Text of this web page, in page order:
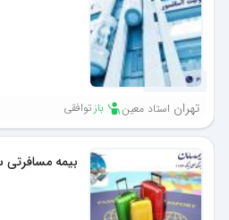
1 ماه پیش
تهران استاد معین باز توافقی
بیمه مسافرتی